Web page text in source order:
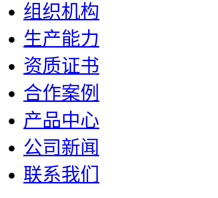
组织机构
生产能力
资质证书
合作案例
产品中心
公司新闻
联系我们